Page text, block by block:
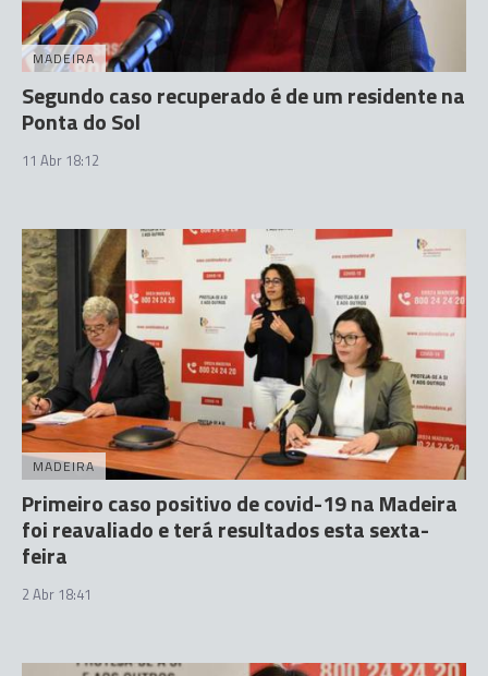
MADEIRA
Segundo caso recuperado é de um residente na
Ponta do Sol
11 Abr 18:12
MADEIRA
Primeiro caso positivo de covid-19 na Madeira
foi reavaliado e terá resultados esta sexta-
feira
2 Abr 18:41